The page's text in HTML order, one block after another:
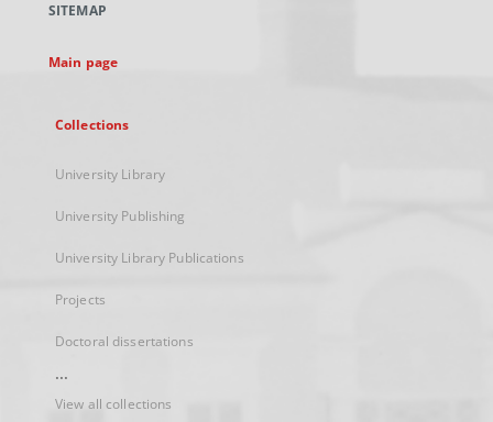
new
SITEMAP
Main page
Collections
University Library
University Publishing
University Library Publications
Projects
Doctoral dissertations
...
View all collections